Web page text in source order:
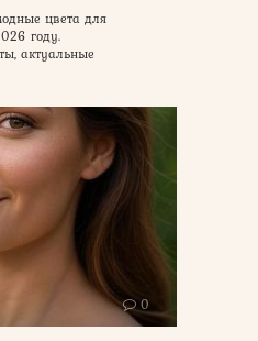
цвета для
году.
актуальные
0